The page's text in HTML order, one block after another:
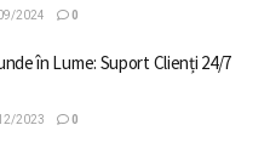
2024 0
în Lume: Suport Clienți 24/7
2023 0